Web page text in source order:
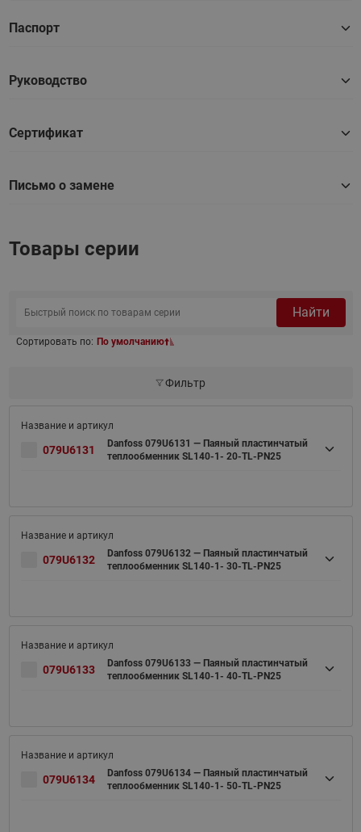
Паспорт
Руководство
Сертификат
Письмо о замене
Товары серии
Найти
Сортировать по: По умолчанию
Фильтр
079U6131
Danfoss 079U6131 — Паяный пластинчатый
теплообменник SL140-1- 20-TL-PN25
079U6132
Danfoss 079U6132 — Паяный пластинчатый
теплообменник SL140-1- 30-TL-PN25
079U6133
Danfoss 079U6133 — Паяный пластинчатый
теплообменник SL140-1- 40-TL-PN25
079U6134
Danfoss 079U6134 — Паяный пластинчатый
теплообменник SL140-1- 50-TL-PN25